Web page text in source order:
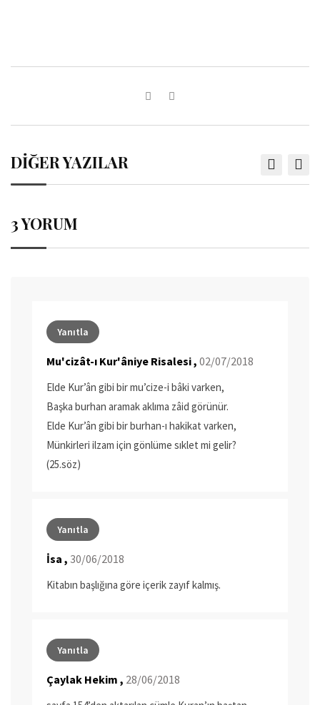
DİĞER YAZILAR
3 YORUM
Yanıtla
Mu'cizât-ı Kur'âniye Risalesi , 02/07/2018
Elde Kur’ân gibi bir mu’cize-i bâki varken,
Başka burhan aramak aklıma zâid görünür.
Elde Kur’ân gibi bir burhan-ı hakikat varken,
Münkirleri ilzam için gönlüme sıklet mi gelir?
(25.söz)
Yanıtla
İsa , 30/06/2018
Kitabın başlığına göre içerik zayıf kalmış.
Yanıtla
Çaylak Hekim , 28/06/2018